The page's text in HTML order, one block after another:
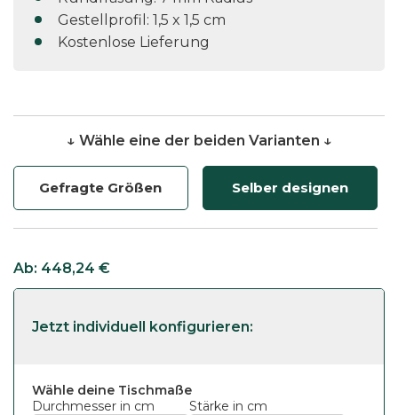
Gestellprofil: 1,5 x 1,5 cm
Kostenlose Lieferung
↓ Wähle eine der beiden Varianten ↓
Gefragte Größen Selber designen
Ab: 448,24 €
Wähle deine Tischmaße
Durchmesser in cm
Stärke in cm